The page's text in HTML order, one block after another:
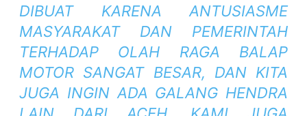
DIBUAT KARENA ANTUSIASME
MASYARAKAT DAN PEMERINTAH
TERHADAP OLAH RAGA BALAP
MOTOR SANGAT BESAR, DAN KITA
JUGA INGIN ADA GALANG HENDRA